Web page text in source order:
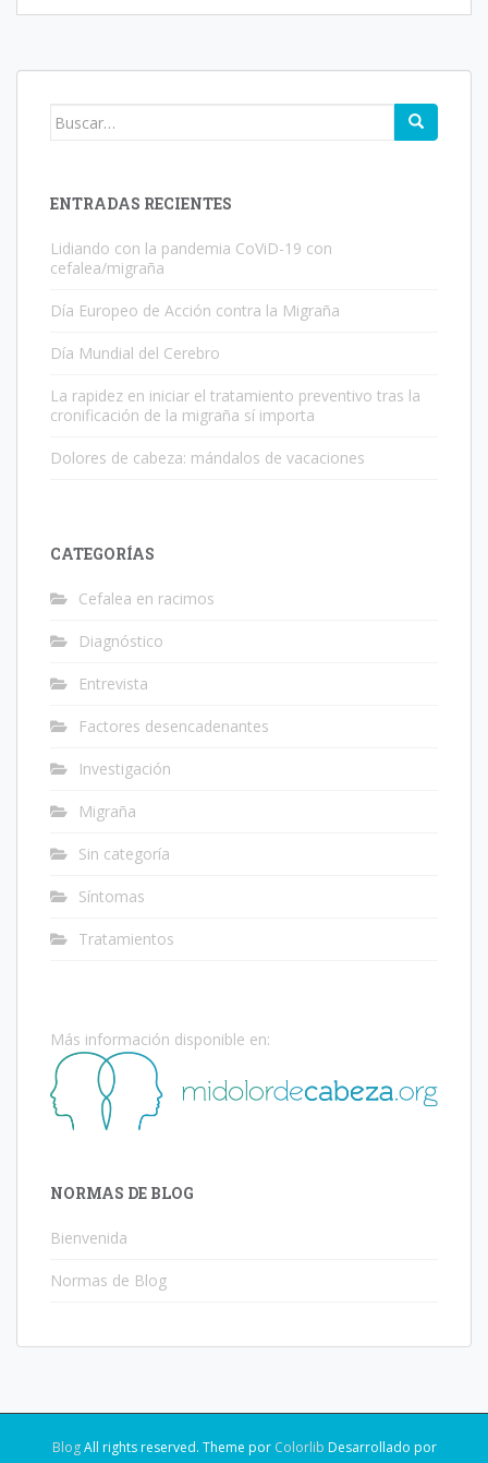
Buscar:
ENTRADAS RECIENTES
Lidiando con la pandemia CoViD-19 con
cefalea/migraña
Día Europeo de Acción contra la Migraña
Día Mundial del Cerebro
La rapidez en iniciar el tratamiento preventivo tras la
cronificación de la migraña sí importa
Dolores de cabeza: mándalos de vacaciones
CATEGORÍAS
Cefalea en racimos
Diagnóstico
Entrevista
Factores desencadenantes
Investigación
Migraña
Sin categoría
Síntomas
Tratamientos
Más información disponible en:
NORMAS DE BLOG
Bienvenida
Normas de Blog
BlogAll rights reserved. Theme por Colorlib Desarrollado por